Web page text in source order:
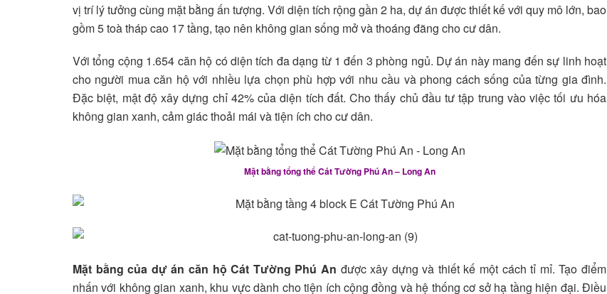
vị trí lý tưởng cùng mặt bằng ấn tượng. Với diện tích rộng gần 2 ha, dự án được thiết kế với quy mô lớn, bao
gồm 5 toà tháp cao 17 tầng, tạo nên không gian sống mở và thoáng đãng cho cư dân.
Với tổng cộng 1.654 căn hộ có diện tích đa dạng từ 1 đến 3 phòng ngủ. Dự án này mang đến sự linh hoạt
cho người mua căn hộ với nhiều lựa chọn phù hợp với nhu cầu và phong cách sống của từng gia đình.
Đặc biệt, mật độ xây dựng chỉ 42% của diện tích đất. Cho thấy chủ đầu tư tập trung vào việc tối ưu hóa
không gian xanh, cảm giác thoải mái và tiện ích cho cư dân.
Mặt bằng tổng thể Cát Tường Phú An – Long An
Mặt bằng của dự án căn hộ Cát Tường Phú An được xây dựng và thiết kế một cách tỉ mỉ. Tạo điểm
nhấn với không gian xanh, khu vực dành cho tiện ích cộng đồng và hệ thống cơ sở hạ tầng hiện đại. Điều